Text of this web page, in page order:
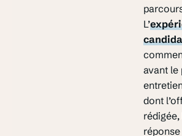
L’
avant le
dont